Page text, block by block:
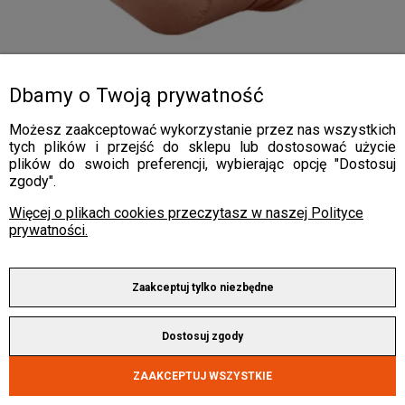
Dysza plazmowa 1,1 mm do palnika IPX102 / IPXM102 - 50A
19,00 zł
1,90 zł x 10 rat 0%
Dbamy o Twoją prywatność
Możesz zaakceptować wykorzystanie przez nas wszystkich
tych plików i przejść do sklepu lub dostosować użycie
plików do swoich preferencji, wybierając opcję "Dostosuj
zgody".
Więcej o plikach cookies przeczytasz w naszej Polityce
prywatności.
Zaakceptuj tylko niezbędne
Dostosuj zgody
ZAAKCEPTUJ WSZYSTKIE